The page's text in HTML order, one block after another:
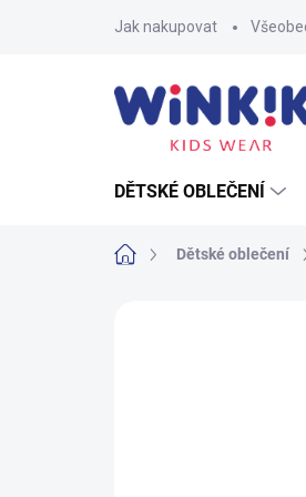
Jak nakupovat
DĚTSKÉ OBLEČENÍ
Domů Dětské oblečení